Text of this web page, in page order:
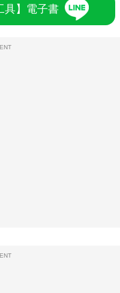
具】電子書